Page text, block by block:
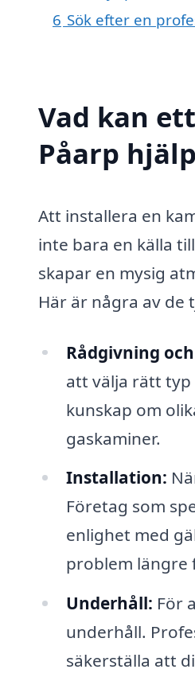
6 Sök efter en
Vad kan
Påarp
Att installera en
inte bara en källa
skapar en mysig
Här är några av de
Rådgivning
att välja rätt typ
kunskap om
gaskaminer.
Installation:
Företag som
enlighet med
problem längre
Underhåll: För
underhåll.
säkerställa att